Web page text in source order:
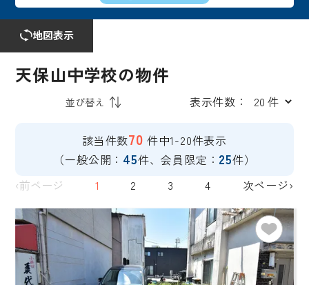
地図表示
天保山中学校の物件
表示件数：
該当件数70 件中1-20件表示
（一般公開： 45件、会員限定： 25件）
‹前ページ
1 2 3 4 次ページ›